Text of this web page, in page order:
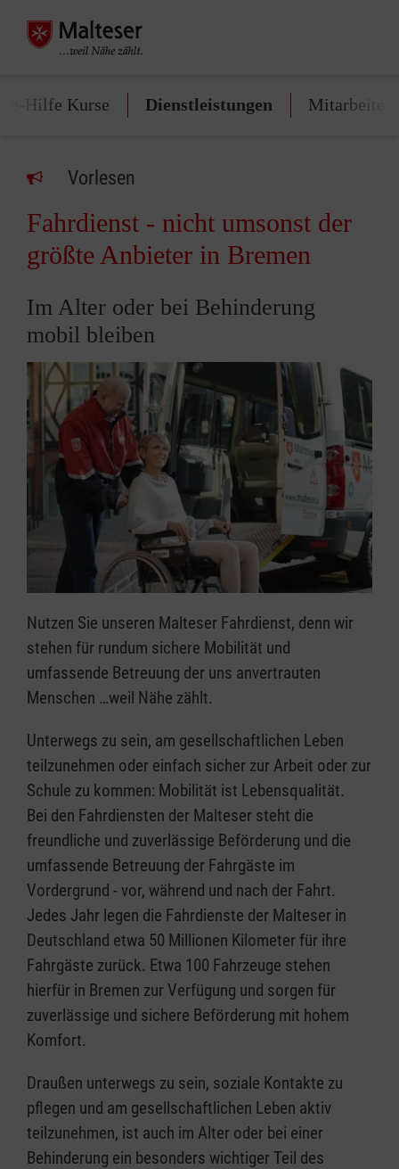
Hilfe Kurse Dienstleistungen Mitarbeiten
Vorlesen
Fahrdienst - nicht umsonst der
größte Anbieter in Bremen
Im Alter oder bei Behinderung
mobil bleiben
Nutzen Sie unseren Malteser Fahrdienst, denn wir
stehen für rundum sichere Mobilität und
umfassende Betreuung der uns anvertrauten
Menschen …weil Nähe zählt.
Unterwegs zu sein, am gesellschaftlichen Leben
teilzunehmen oder einfach sicher zur Arbeit oder zur
Schule zu kommen: Mobilität ist Lebensqualität.
Bei den Fahrdiensten der Malteser steht die
freundliche und zuverlässige Beförderung und die
umfassende Betreuung der Fahrgäste im
Vordergrund - vor, während und nach der Fahrt.
Jedes Jahr legen die Fahrdienste der Malteser in
Deutschland etwa 50 Millionen Kilometer für ihre
Fahrgäste zurück. Etwa 100 Fahrzeuge stehen
hierfür in Bremen zur Verfügung und sorgen für
zuverlässige und sichere Beförderung mit hohem
Komfort.
Draußen unterwegs zu sein, soziale Kontakte zu
pflegen und am gesellschaftlichen Leben aktiv
teilzunehmen, ist auch im Alter oder bei einer
Behinderung ein besonders wichtiger Teil des